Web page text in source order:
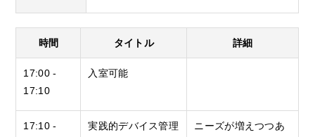
時間 タイトル 詳細
17:00 -
17:10
入室可能
17:10 -
実践的デバイス管理
ニーズが増えつつあ